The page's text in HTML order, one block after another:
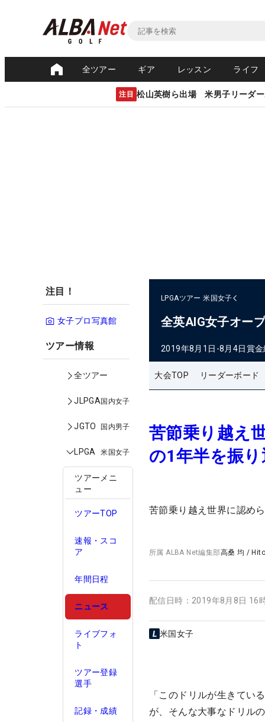
全ツアー ギア レッスン ライフ
注目 松山英樹ら出場 米男子リーダ
注目！
女子プロ写真館
ツアー情報
全ツアー
JLPGA国内女子
JGTO 国内男子
LPGA 米国女子
ツアーメニ
ュー
ツアーTOP
速報・スコ
ア
年間日程
ニュース
ライブフォ
ト
ツアー登録
選手
記録・成績
LPGAツアー 米国女子
全英AIG女子オー
2019年8月1日-8月4日賞
大会TOP リーダーボード
苦節乗り越え
の1年半を振
苦節乗り越え世界に認め
所属ALBA Net編集部高桑 均 /
配信日時： 2019年8月8日 16
米国女子
「このドリルが生きてい
が、そんな大事なドリル